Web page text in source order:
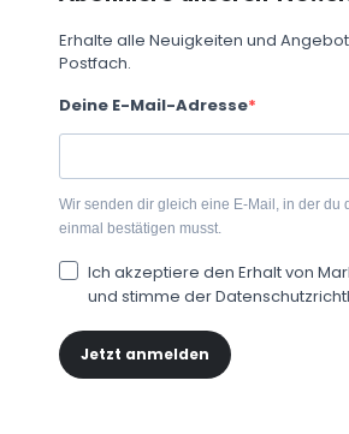
Erhalte alle Neuigkeiten und
Postfach.
Deine E-Mail-Adresse
Wir senden dir gleich eine E-Mail, in der du
einmal bestätigen musst.
Ich akzeptiere den Erhalt von
und stimme der
Jetzt anmelden